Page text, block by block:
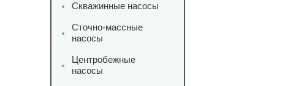
Скважинные насосы
Сточно-массные
насосы
Центробежные
насосы